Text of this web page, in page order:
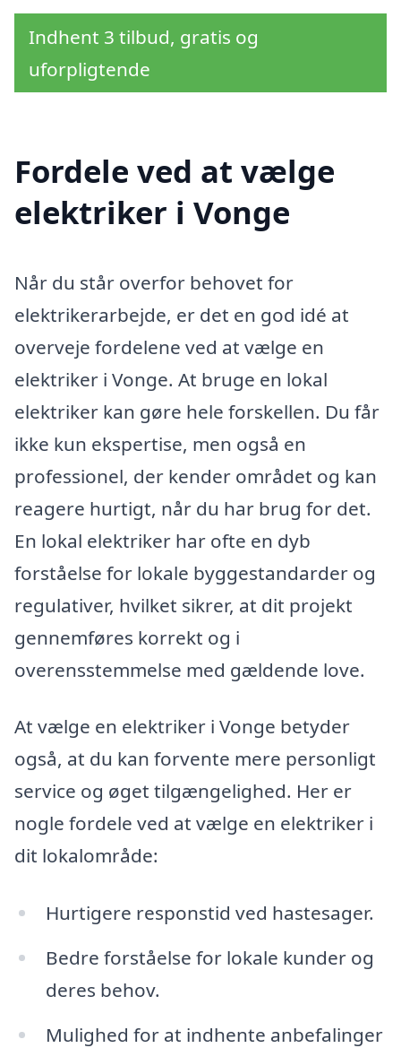
Indhent 3 tilbud, gratis og
uforpligtende
Fordele ved at vælge
elektriker i Vonge
Når du står overfor behovet for
elektrikerarbejde, er det en god idé at
overveje fordelene ved at vælge en
elektriker i Vonge. At bruge en lokal
elektriker kan gøre hele forskellen. Du får
ikke kun ekspertise, men også en
professionel, der kender området og kan
reagere hurtigt, når du har brug for det.
En lokal elektriker har ofte en dyb
forståelse for lokale byggestandarder og
regulativer, hvilket sikrer, at dit projekt
gennemføres korrekt og i
overensstemmelse med gældende love.
At vælge en elektriker i Vonge betyder
også, at du kan forvente mere personligt
service og øget tilgængelighed. Her er
nogle fordele ved at vælge en elektriker i
dit lokalområde:
Hurtigere responstid ved hastesager.
Bedre forståelse for lokale kunder og
deres behov.
Mulighed for at indhente anbefalinger